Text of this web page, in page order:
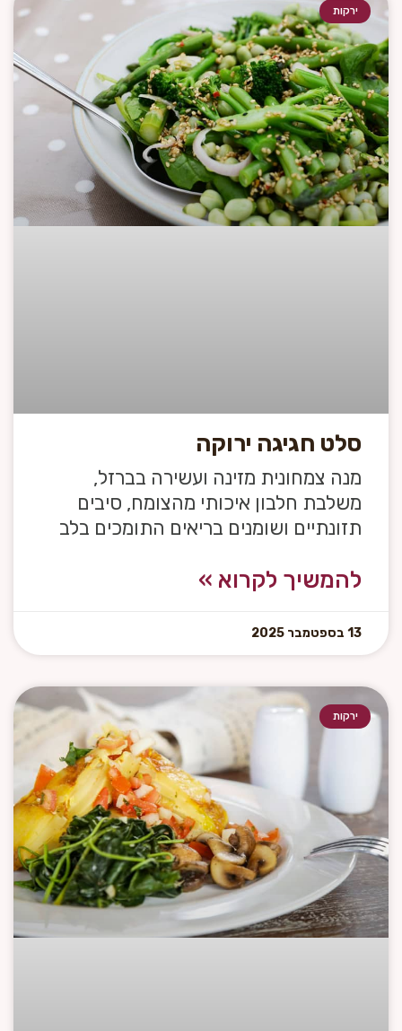
ירקות
סלט חגיגה ירוקה
מנה צמחונית מזינה ועשירה בברזל,
משלבת חלבון איכותי מהצומח, סיבים
תזונתיים ושומנים בריאים התומכים בלב
להמשיך לקרוא »
13 בספטמבר 2025
ירקות